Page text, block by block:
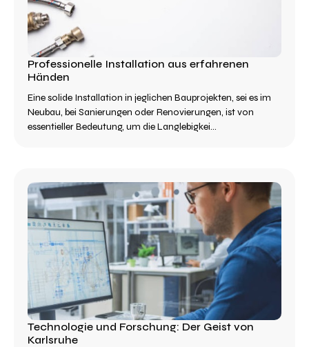
Professionelle Installation aus erfahrenen
Händen
Eine solide Installation in jeglichen Bauprojekten, sei es im
Neubau, bei Sanierungen oder Renovierungen, ist von
essentieller Bedeutung, um die Langlebigkei...
Technologie und Forschung: Der Geist von
Karlsruhe